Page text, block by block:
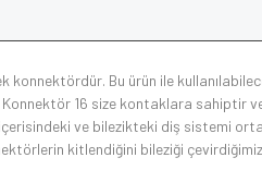
konnektördür. Bu ürün ile
16 size kontaklara sahiptir
ve bilezikteki diş sistemi
kitlendiğini bileziği